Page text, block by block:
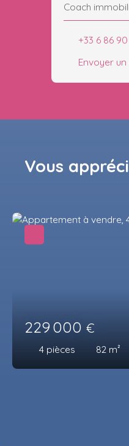
Coach
+33 6 86
Envoyer
Vous
229 000 €
4 pièces 82 m²